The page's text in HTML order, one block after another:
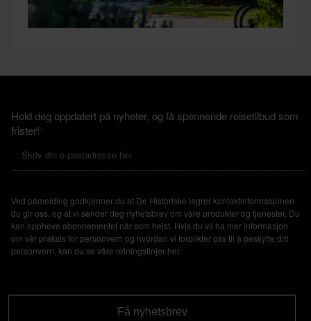
Hold deg oppdatert på nyheter, og få spennende reisetilbud som
frister!*
Ved påmelding godkjenner du at De Historiske lagrer kontaktinformasjonen
du gir oss, og at vi sender deg nyhetsbrev om våre produkter og tjenester. Du
kan oppheve abonnementet når som helst. Hvis du vil ha mer informasjon
om vår praksis for personvern og hvordan vi forplikter oss til å beskytte ditt
personvern, kan du se våre retningslinjer her.